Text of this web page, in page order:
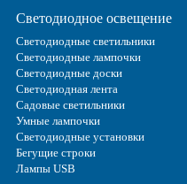
Светодиодное освещение
Светодиодные светильники
Светодиодные лампочки
Светодиодные доски
Светодиодная лента
Садовые светильники
Умные лампочки
Светодиодные установки
Бегущие строки
Лампы USB